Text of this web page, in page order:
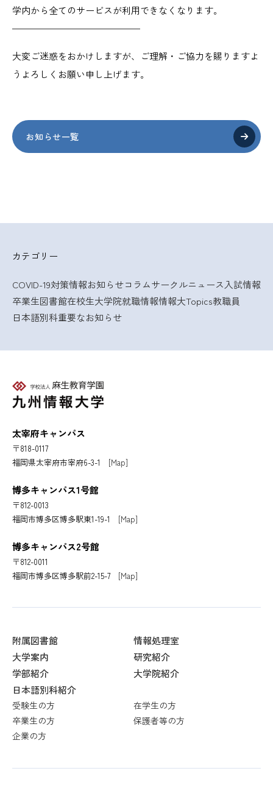
学内から全てのサービスが利用できなくなります。
——————————————
大変ご迷惑をおかけしますが、ご理解・ご協力を賜りますよ
うよろしくお願い申し上げます。
お知らせ一覧
カテゴリー
COVID-19対策情報お知らせコラムサークルニュース入試情報
卒業生図書館在校生大学院就職情報情報大Topics教職員
日本語別科重要なお知らせ
太宰府キャンパス
〒818-0117
福岡県太宰府市宰府6-3-1 [Map]
博多キャンパス1号館
〒812-0013
福岡市博多区博多駅東1-19-1 [Map]
博多キャンパス2号館
〒812-0011
福岡市博多区博多駅前2-15-7 [Map]
附属図書館
情報処理室
大学案内
研究紹介
学部紹介
大学院紹介
日本語別科紹介
受験生の方
在学生の方
卒業生の方
保護者等の方
企業の方